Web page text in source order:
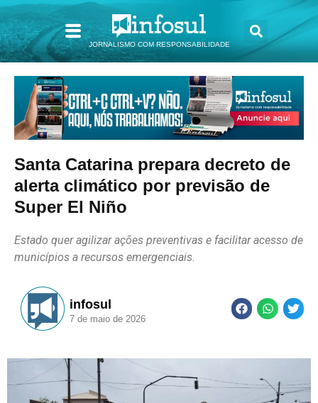
JORNALISMO COM RESPONSABILIDADE
Santa Catarina prepara decreto de
alerta climático por previsão de
Super El Niño
Estado quer agilizar ações preventivas e facilitar acesso de
municípios a recursos emergenciais.
infosul
7 de maio de 2026